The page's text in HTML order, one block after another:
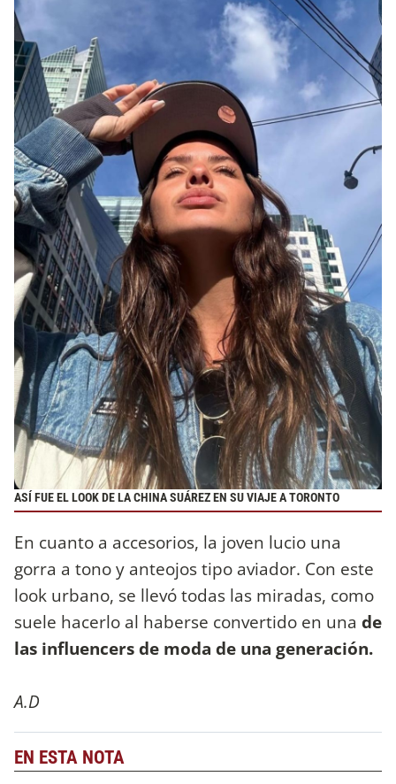
ASÍ FUE EL LOOK DE LA CHINA SUÁREZ EN SU VIAJE A TORONTO
En cuanto a accesorios, la joven lucio una
gorra a tono y anteojos tipo aviador. Con este
look urbano, se llevó todas las miradas, como
suele hacerlo al haberse convertido en una de
las influencers de moda de una generación.
A.D
EN ESTA NOTA